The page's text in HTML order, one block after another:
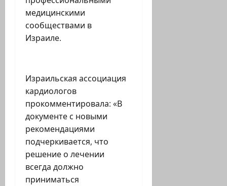
медицинскими
сообществами в
Израиле.
Израильская ассоциация
кардиологов
прокомментировала: «В
документе с новыми
рекомендациями
подчеркивается, что
решение о лечении
всегда должно
приниматься